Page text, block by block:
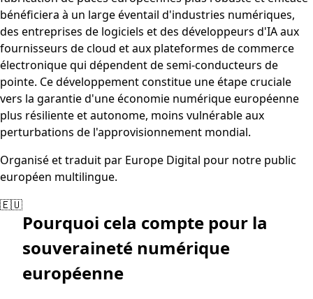
bénéficiera à un large éventail d'industries numériques,
des entreprises de logiciels et des développeurs d'IA aux
fournisseurs de cloud et aux plateformes de commerce
électronique qui dépendent de semi-conducteurs de
pointe. Ce développement constitue une étape cruciale
vers la garantie d'une économie numérique européenne
plus résiliente et autonome, moins vulnérable aux
perturbations de l'approvisionnement mondial.
Organisé et traduit par Europe Digital pour notre public
européen multilingue.
🇪🇺
Pourquoi cela compte pour la
souveraineté numérique
européenne